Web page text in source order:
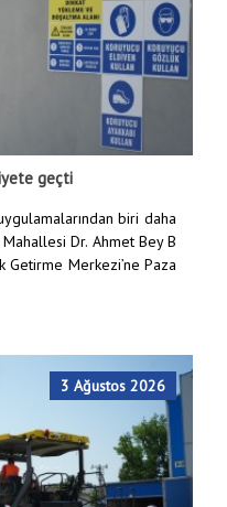
geçti
biri daha
Dr. Ahmet Bey B
Getirme Merkezi’ne Paza
3 Ağustos 2026